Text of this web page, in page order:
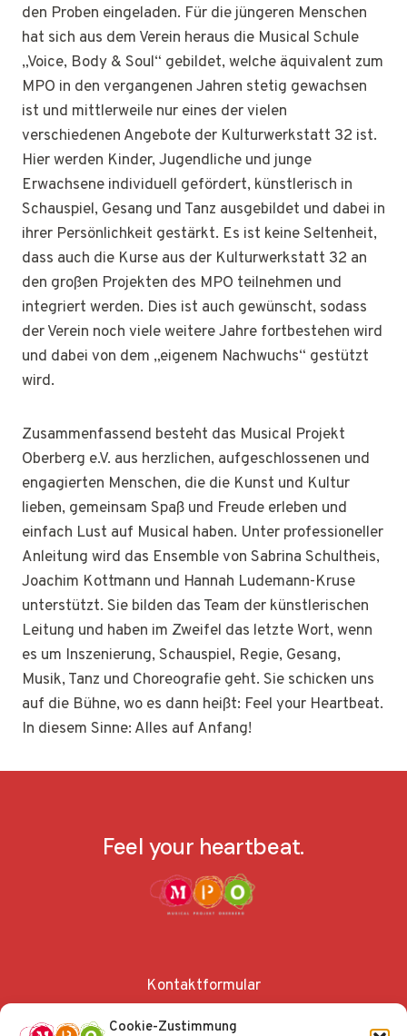
Cookie-Zustimmung
den Proben eingeladen. Für die jüngeren Menschen
hat sich aus dem Verein heraus die Musical Schule
„Voice, Body & Soul“ gebildet, welche äquivalent zum
MPO in den vergangenen Jahren stetig gewachsen
ist und mittlerweile nur eines der vielen
verschiedenen Angebote der Kulturwerkstatt 32 ist.
Hier werden Kinder, Jugendliche und junge
Erwachsene individuell gefördert, künstlerisch in
Schauspiel, Gesang und Tanz ausgebildet und dabei in
ihrer Persönlichkeit gestärkt. Es ist keine Seltenheit,
dass auch die Kurse aus der Kulturwerkstatt 32 an
den großen Projekten des MPO teilnehmen und
integriert werden. Dies ist auch gewünscht, sodass
der Verein noch viele weitere Jahre fortbestehen wird
und dabei von dem „eigenem Nachwuchs“ gestützt
wird.
Zusammenfassend besteht das Musical Projekt
Oberberg e.V. aus herzlichen, aufgeschlossenen und
engagierten Menschen, die die Kunst und Kultur
lieben, gemeinsam Spaß und Freude erleben und
einfach Lust auf Musical haben. Unter professioneller
Anleitung wird das Ensemble von Sabrina Schultheis,
Joachim Kottmann und Hannah Ludemann-Kruse
unterstützt. Sie bilden das Team der künstlerischen
Leitung und haben im Zweifel das letzte Wort, wenn
es um Inszenierung, Schauspiel, Regie, Gesang,
Musik, Tanz und Choreografie geht. Sie schicken uns
auf die Bühne, wo es dann heißt: Feel your Heartbeat.
In diesem Sinne: Alles auf Anfang!
Feel your heartbeat.
Kontaktformular